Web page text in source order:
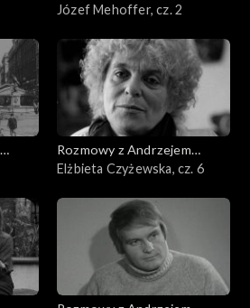
Doboszem
Józef Mehoffer, cz. 2
Rozmowy z Andrzejem
Doboszem
Elżbieta Czyżewska, cz. 6